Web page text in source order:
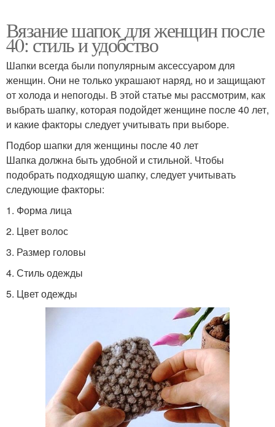
Вязание шапок для женщин после
40: стиль и удобство
Шапки всегда были популярным аксессуаром для
женщин. Они не только украшают наряд, но и защищают
от холода и непогоды. В этой статье мы рассмотрим, как
выбрать шапку, которая подойдет женщине после 40 лет,
и какие факторы следует учитывать при выборе.
Подбор шапки для женщины после 40 лет
Шапка должна быть удобной и стильной. Чтобы
подобрать подходящую шапку, следует учитывать
следующие факторы:
1. Форма лица
2. Цвет волос
3. Размер головы
4. Стиль одежды
5. Цвет одежды